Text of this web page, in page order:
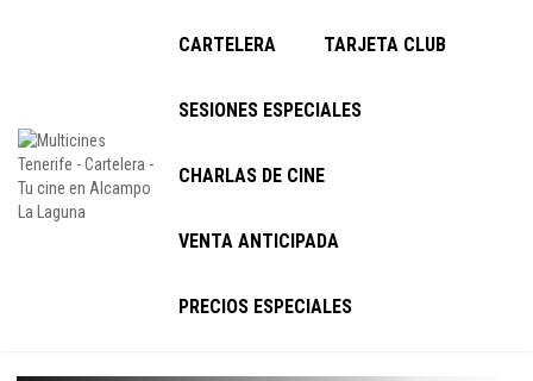
CARTELERA TARJETA CLUB
SESIONES ESPECIALES
CHARLAS DE CINE
VENTA ANTICIPADA
PRECIOS ESPECIALES